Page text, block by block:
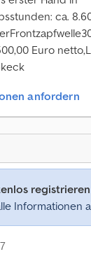
ca.
Euro
anfordern
Informationen